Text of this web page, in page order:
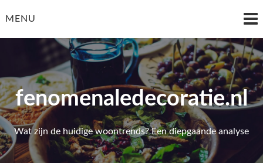
toMENU
fenomenaledecoratie.nl
Wat zijn de huidige woontrends? Een diepgaande analyse